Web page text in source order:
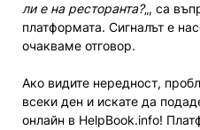
ли е на ресторанта?„, са
платформата. Сигналът е
очакваме отговор.
Ако видите нередност,
всеки ден и искате да
онлайн в HelpBook.info!